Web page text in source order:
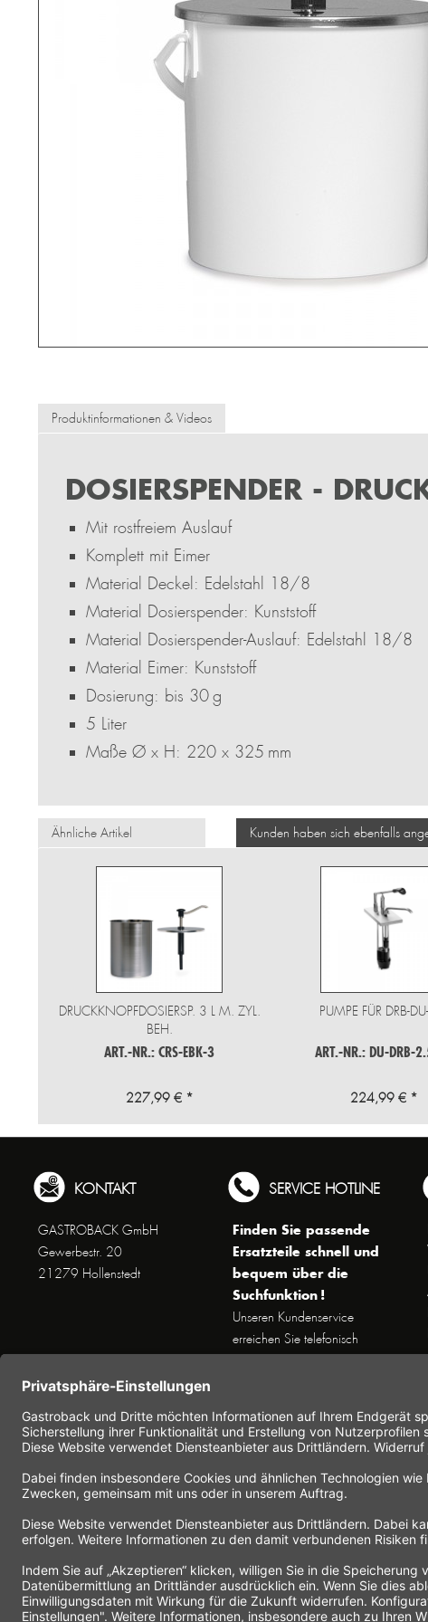
Produktinformationen & Videos
DOSIERSPENDER -
Mit rostfreiem Auslauf
Komplett mit Eimer
Material Deckel: Edelstahl 18/8
Material Dosierspender: Kunststoff
Material Dosierspender-Auslauf: Edelstahl 18/8
Material Eimer: Kunststoff
Dosierung: bis 30 g
5 Liter
Maße Ø x H: 220 x 325 mm
Ähnliche Artikel Kunden haben sich ebenfalls
DRUCKKNOPFDOSIERSP. 3 L M. ZYL.
BEH.
ART.-NR.: CRS-EBK-3
227,99 € *
PUMPE FÜR DRB-
ART.-NR.: DU-DRB-
224,99 € *
KONTAKT
GASTROBACK GmbH
Gewerbestr. 20
21279 Hollenstedt
SERVICE HOTLINE
Finden Sie passende
Ersatzteile schnell und
bequem über die
Suchfunktion !
Unseren Kundenservice
erreichen Sie telefonisch
(0) 41 65 / 22 25 - 0
Nutzen Sie unser
Kontaktformularfür eine
Kontaktaufnahme.
* Alle Preise inkl.